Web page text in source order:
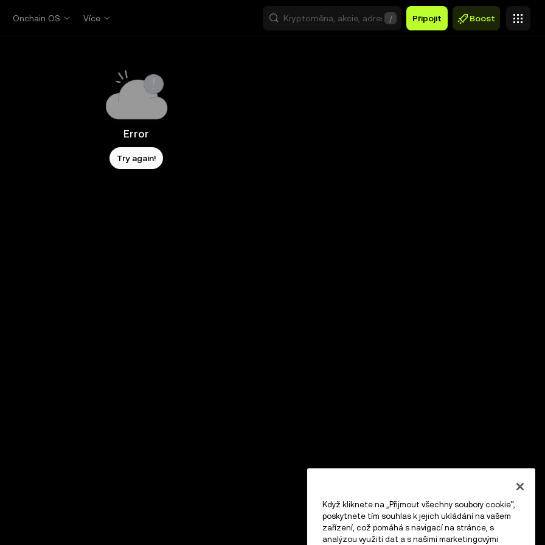
Onchain OS Více / Připojit Boost
Error
Try again!
Když kliknete na „Přijmout všechny soubory cookie“,
poskytnete tím souhlas k jejich ukládání na vašem
zařízení, což pomáhá s navigací na stránce, s
analýzou využití dat a s našimi marketingovými